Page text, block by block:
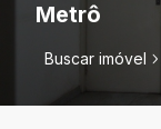
Metrô
Buscar imóvel